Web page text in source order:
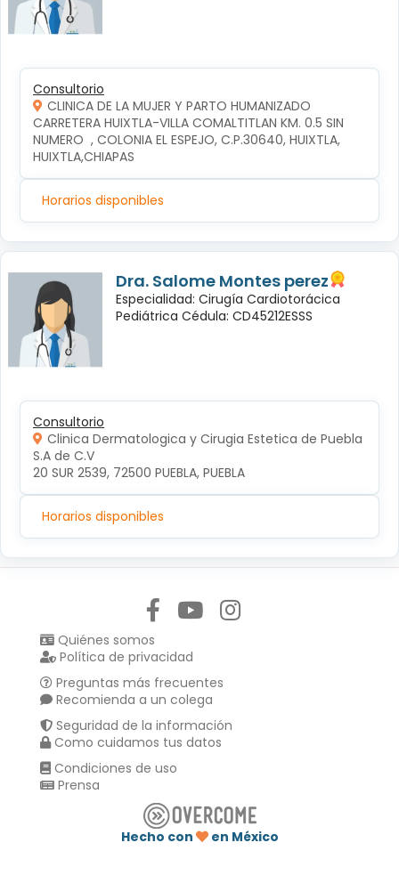
Consultorio
CLINICA DE LA MUJER Y PARTO HUMANIZADO
CARRETERA HUIXTLA-VILLA COMALTITLAN KM. 0.5 SIN
NUMERO  , COLONIA EL ESPEJO, C.P.30640, HUIXTLA,
HUIXTLA,CHIAPAS
Horarios disponibles
Dra. Salome Montes perez
Especialidad: Cirugía Cardiotorácica
Pediátrica Cédula: CD45212ESSS
Consultorio
Clinica Dermatologica y Cirugia Estetica de Puebla
S.A de C.V
20 SUR 2539, 72500 PUEBLA, PUEBLA
Horarios disponibles
Quiénes somos
Política de privacidad
Preguntas más frecuentes
Recomienda a un colega
Seguridad de la información
Como cuidamos tus datos
Condiciones de uso
Prensa
Hecho con
en México